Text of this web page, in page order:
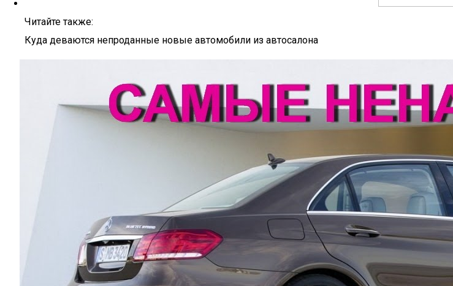
Читайте также:
Куда деваются непроданные новые автомобили из автосалона